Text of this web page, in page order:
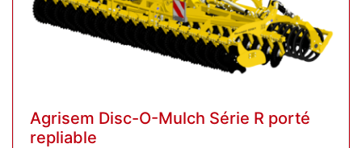
Agrisem Disc-O-Mulch Série R porté
repliable